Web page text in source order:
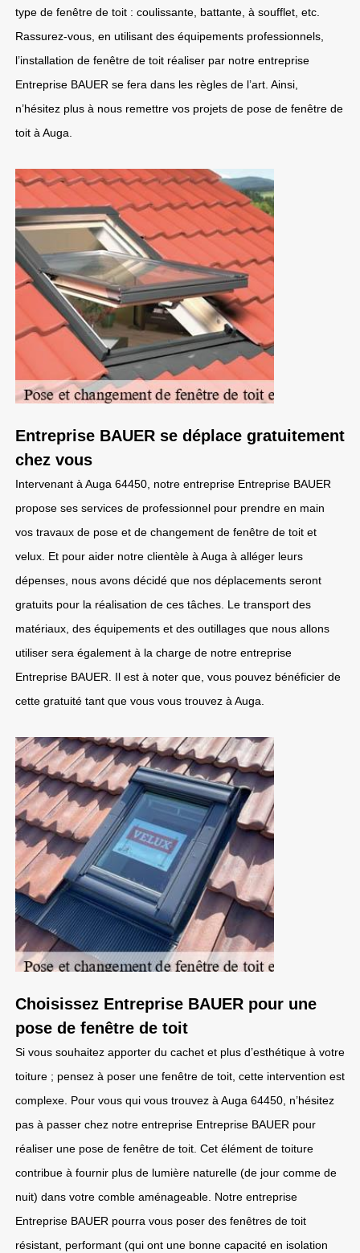
type de fenêtre de toit : coulissante, battante, à soufflet, etc.
Rassurez-vous, en utilisant des équipements professionnels,
l’installation de fenêtre de toit réaliser par notre entreprise
Entreprise BAUER se fera dans les règles de l’art. Ainsi,
n’hésitez plus à nous remettre vos projets de pose de fenêtre de
toit à Auga.
Entreprise BAUER se déplace gratuitement
chez vous
Intervenant à Auga 64450, notre entreprise Entreprise BAUER
propose ses services de professionnel pour prendre en main
vos travaux de pose et de changement de fenêtre de toit et
velux. Et pour aider notre clientèle à Auga à alléger leurs
dépenses, nous avons décidé que nos déplacements seront
gratuits pour la réalisation de ces tâches. Le transport des
matériaux, des équipements et des outillages que nous allons
utiliser sera également à la charge de notre entreprise
Entreprise BAUER. Il est à noter que, vous pouvez bénéficier de
cette gratuité tant que vous vous trouvez à Auga.
Choisissez Entreprise BAUER pour une
pose de fenêtre de toit
Si vous souhaitez apporter du cachet et plus d’esthétique à votre
toiture ; pensez à poser une fenêtre de toit, cette intervention est
complexe. Pour vous qui vous trouvez à Auga 64450, n’hésitez
pas à passer chez notre entreprise Entreprise BAUER pour
réaliser une pose de fenêtre de toit. Cet élément de toiture
contribue à fournir plus de lumière naturelle (de jour comme de
nuit) dans votre comble aménageable. Notre entreprise
Entreprise BAUER pourra vous poser des fenêtres de toit
résistant, performant (qui ont une bonne capacité en isolation